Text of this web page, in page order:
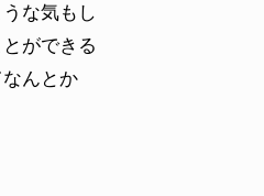
な気もし
ができる
んとか